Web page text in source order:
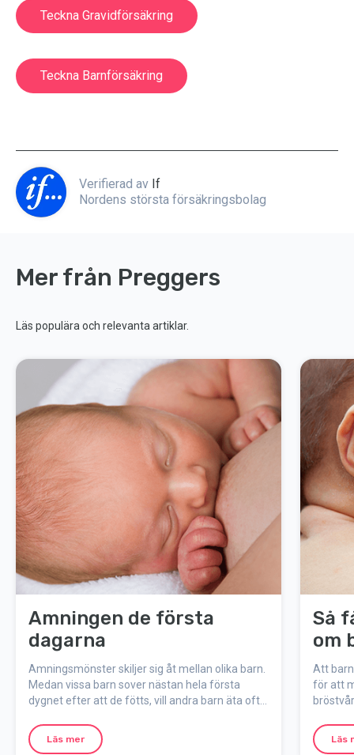
Teckna Gravidförsäkring
Teckna Barnförsäkring
Verifierad av If
Nordens största försäkringsbolag
Mer från Preggers
Läs populära och relevanta artiklar.
Amningen de första
dagarna
Amningsmönster skiljer sig åt mellan olika barn.
Medan vissa barn sover nästan hela första
dygnet efter att de fötts, vill andra barn äta ofta.
själv, se till att sova när tillfälle ges och att få i
dig ordentligt med mat och dryck.
Läs mer
Så
om
Att
för att
barnet.
Läs